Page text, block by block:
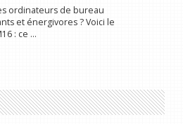
ordinateurs de bureau
et énergivores ? Voici le
: ce ...